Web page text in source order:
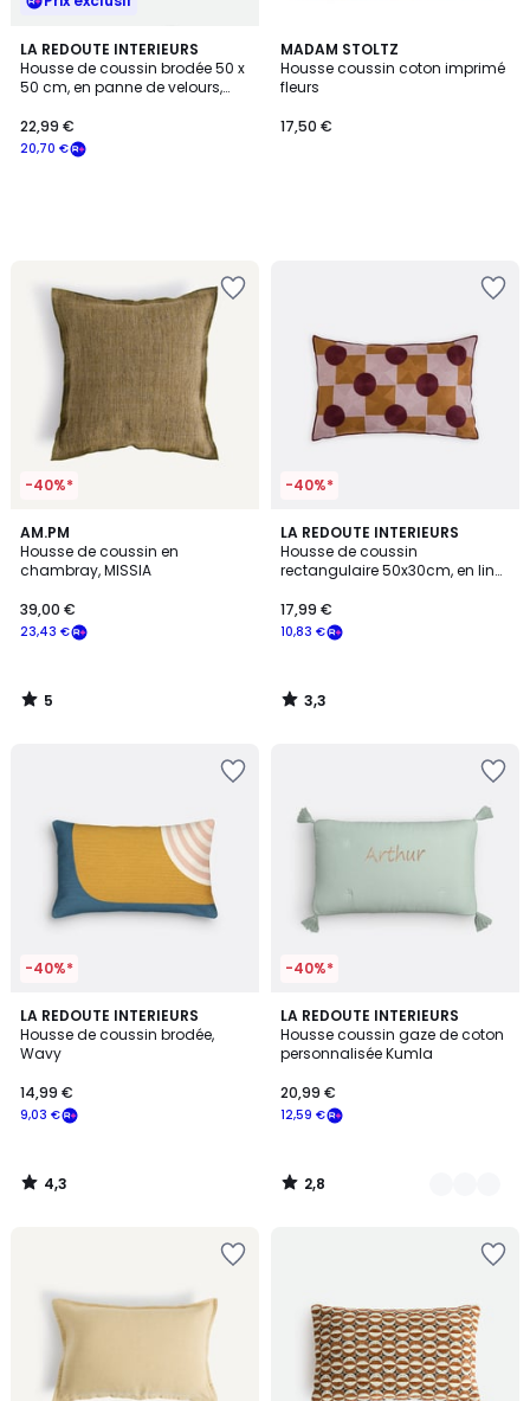
LA REDOUTE INTERIEURS
Housse de coussin brodée 50 x
50 cm, en panne de velours,
20,70 €
22,99 €
MADAM STOLTZ
Housse coussin coton imprimé
fleurs
17,50 €
-40%*
AM.PM
Housse de coussin en
chambray, MISSIA
23,43 €
39,00 €
5
/
5
5
/
-40%*
LA REDOUTE INTERIEURS
Housse de coussin
rectangulaire 50x30cm, en lin
10,83 €
17,99 €
3,3
/ 5
3,3
/
-40%*
LA REDOUTE INTERIEURS
Housse de coussin brodée,
Wavy
9,03 €
14,99 €
4,3
/ 5
4,3
/
-40%*
LA REDOUTE INTERIEURS
Housse coussin gaze de coton
personnalisée Kumla
12,59 €
20,99 €
2,8
/ 5
8
Couleurs
2,8
/